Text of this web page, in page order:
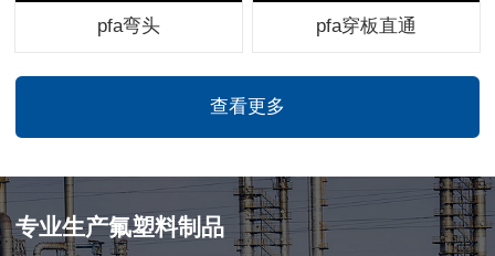
pfa弯头 pfa穿板直通
查看更多
专业生产氟塑料制品